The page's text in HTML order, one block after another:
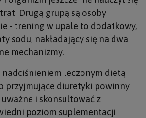
Drugą grupą są osoby
- trening w upale to dodatkowy,
sodu, nakładający się na dwa
mechanizmy.
nadciśnieniem leczonym dietą
przyjmujące diuretyki powinny
i skonsultować z
poziom suplementacji